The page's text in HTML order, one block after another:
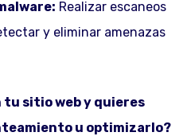
Realizar escaneos
y eliminar amenazas
tu sitio web y quieres
u optimizarlo?